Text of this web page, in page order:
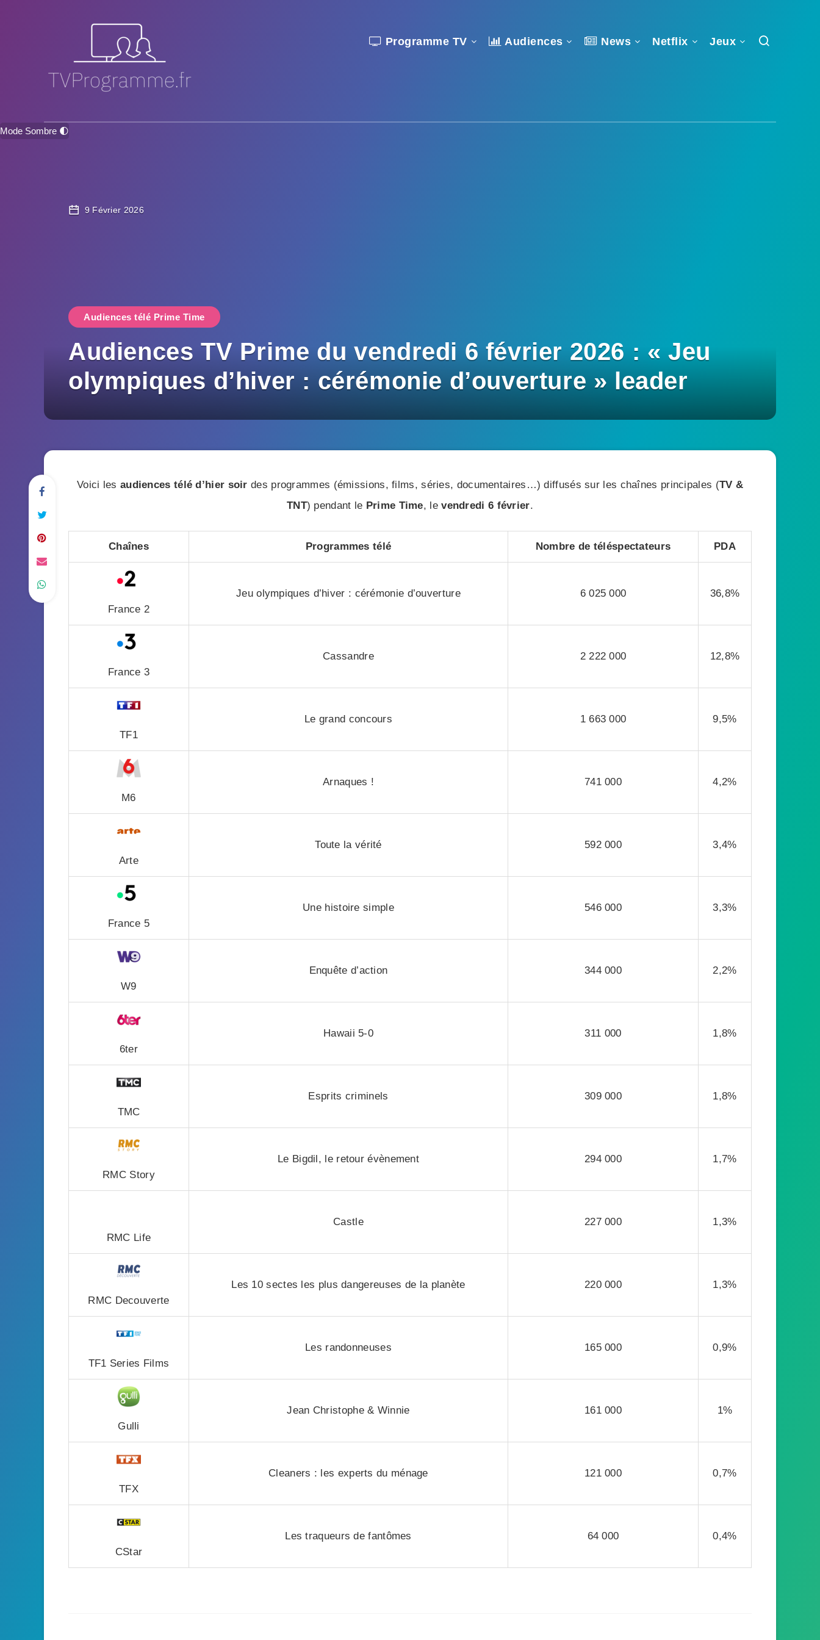
Programme TV Audiences News Netflix Jeux
Mode Sombre 🌓
9 Février 2026
Audiences télé Prime Time
Audiences TV Prime du vendredi 6 février 2026 : « Jeu
olympiques d’hiver : cérémonie d’ouverture » leader
Voici les audiences télé d’hier soir des programmes (émissions, films, séries, documentaires…) diffusés sur les chaînes principales (TV &
TNT) pendant le Prime Time, levendredi 6 février.
Chaînes Programmes télé Nombre de téléspectateurs PDA
France 2
Jeu olympiques d’hiver : cérémonie d’ouverture 6 025 000 36,8%
France 3
Cassandre 2 222 000 12,8%
TF1
Le grand concours 1 663 000 9,5%
M6
Arnaques ! 741 000 4,2%
Arte
Toute la vérité 592 000 3,4%
France 5
Une histoire simple 546 000 3,3%
W9
Enquête d’action 344 000 2,2%
6ter
Hawaii 5-0 311 000 1,8%
TMC
Esprits criminels 309 000 1,8%
RMC Story
Le Bigdil, le retour évènement 294 000 1,7%
RMC Life
Castle 227 000 1,3%
RMC Decouverte
Les 10 sectes les plus dangereuses de la planète 220 000 1,3%
TF1 Series Films
Les randonneuses 165 000 0,9%
Gulli
Jean Christophe & Winnie 161 000 1%
TFX
Cleaners : les experts du ménage 121 000 0,7%
CStar
Les traqueurs de fantômes 64 000 0,4%